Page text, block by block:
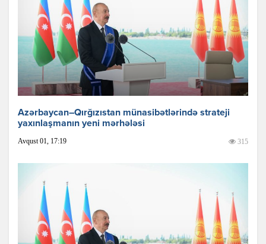
Azərbaycan–Qırğızıstan münasibətlərində strateji
yaxınlaşmanın yeni mərhələsi
Avqust 01, 17:19 315